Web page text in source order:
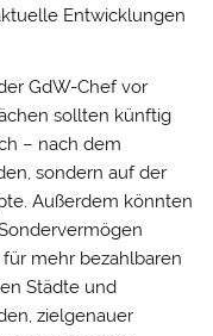
Entwicklungen
GdW-Chef vor
sollten künftig
– nach dem
sondern auf der
Außerdem könnten
mehr bezahlbaren
Städte und
zielgenauer